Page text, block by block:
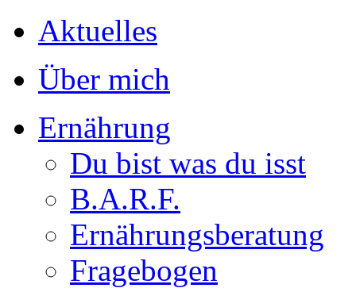
Aktuelles
Über mich
Ernährung
Du bist was du isst
B.A.R.F.
Ernährungsberatung
Fragebogen